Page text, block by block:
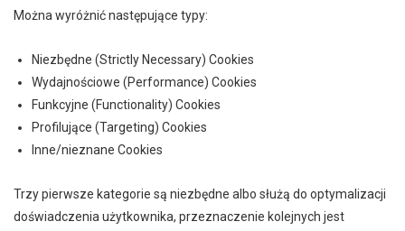
Można wyróżnić następujące typy:
Niezbędne (Strictly Necessary) Cookies
Wydajnościowe (Performance) Cookies
Funkcyjne (Functionality) Cookies
Profilujące (Targeting) Cookies
Inne/nieznane Cookies
Trzy pierwsze kategorie są niezbędne albo służą do optymalizacji
doświadczenia użytkownika, przeznaczenie kolejnych jest